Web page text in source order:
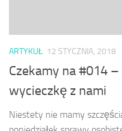
ARTYKUŁ 12 STYCZNIA, 2018
Czekamy na #014
wycieczkę z nami
Niestety nie mamy